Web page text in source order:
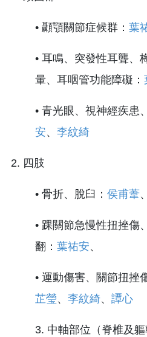
• 顳顎關節症候群： 葉
• 耳鳴、突發性耳聾、
暈、耳咽管功能障礙：
• 青光眼、視神經疾患
安、 李紋綺
2. 四肢
• 骨折、脫臼： 侯甫葦、
• 踝關節急慢性扭挫傷
翻： 葉祐安、
• 運動傷害、關節扭挫
芷瑩、 李紋綺、 譚心
3. 中軸部位（脊椎及軀